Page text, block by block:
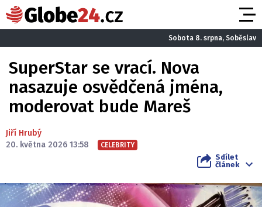
Sobota 8. srpna, Soběslav
SuperStar se vrací. Nova
nasazuje osvědčená jména,
moderovat bude Mareš
Jiří Hrubý
20. května 2026 13:58
CELEBRITY
Sdílet
článek